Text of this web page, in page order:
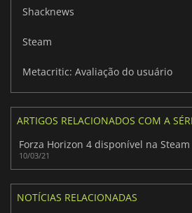
Shacknews
Steam
Metacritic: Avaliação do usuário
ARTIGOS RELACIONADOS COM A
Forza Horizon 4 disponível na Steam
10/03/21
NOTÍCIAS RELACIONADAS